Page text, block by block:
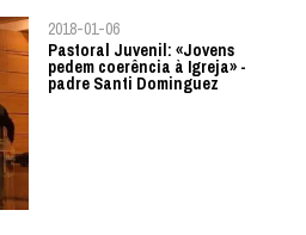
2018-01-06
Pastoral Juvenil: «Jovens
pedem coerência à Igreja» -
padre Santi Dominguez